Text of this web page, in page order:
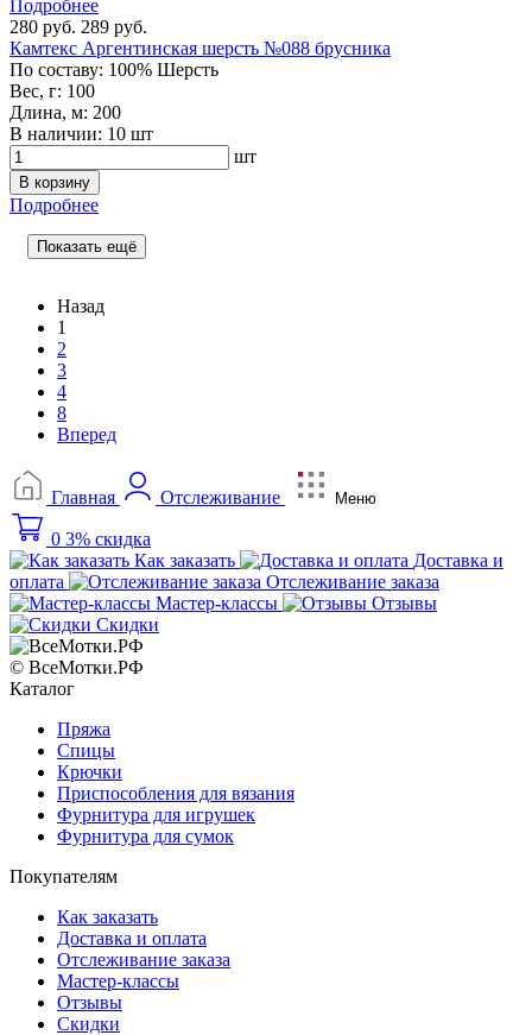
Подробнее
280 руб. 289 руб.
Камтекс Аргентинская шерсть №088 брусника
По составу: 100% Шерсть
Вес, г: 100
Длина, м: 200
В наличии: 10 шт
шт
В корзину
Подробнее
Показать ещё
Назад
1
2
3
4
8
Вперед
Главная Отслеживание Меню
0 3% скидка
Как заказать
Доставка и
оплата
Отслеживание заказа
Мастер-классы
Отзывы
Скидки
© ВсеМотки.РФ
Каталог
Пряжа
Спицы
Крючки
Приспособления для вязания
Фурнитура для игрушек
Фурнитура для сумок
Покупателям
Как заказать
Доставка и оплата
Отслеживание заказа
Мастер-классы
Отзывы
Скидки